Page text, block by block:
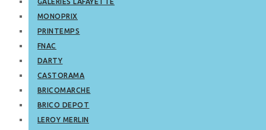
MONOPRIX
PRINTEMPS
FNAC
DARTY
CASTORAMA
BRICOMARCHE
BRICO DEPOT
LEROY MERLIN